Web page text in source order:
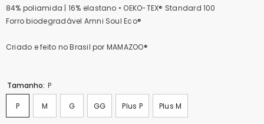
84% poliamida | 16% elastano • OEKO-TEX® Standard 100
Forro biodegradável Amni Soul Eco®
Criado e feito no Brasil por MAMAZOO®
Tamanho: P
P M G GG Plus P Plus M